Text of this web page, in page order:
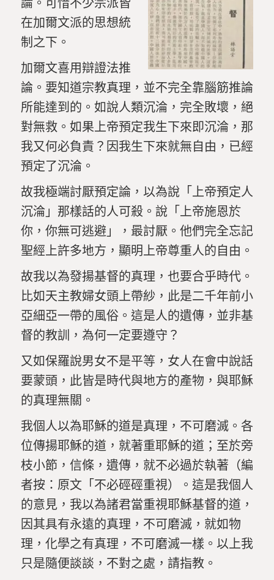
在加爾文派的思想統
制之下。
加爾文喜用辯證法推
論。要知道宗教真理，並不完全靠腦筋推論
所能達到的。如說人類沉淪，完全敗壞，絕
對無救。如果上帝預定我生下來即沉淪，那
我又何必負責？因我生下來就無自由，已經
預定了沉淪。
故我極端討厭預定論，以為說「上帝預定人
沉淪」那樣話的人可殺。說「上帝施恩於
你，你無可逃避」，最討厭。他們完全忘記
聖經上許多地方，顯明上帝尊重人的自由。
故我以為發揚基督的真理，也要合乎時代。
比如天主教婦女頭上帶紗，此是二千年前小
亞細亞一帶的風俗。 這是人的遺傳 ， 並非基
督的教訓，為何一定要遵守？
又如保羅說男女不是平等，女人在會中說話
要蒙頭，此皆是時代與地方的產物，與耶穌
的真理無關。
我個人以為耶穌的道是真理，不可磨滅。各
位傳揚耶穌的道，就著重耶穌的道；至於旁
枝小節，信條，遺傳，就不必過於執著（編
者按：原文「不必硜硜重視）。這是我個人
的意見，我以為諸君當重視耶穌基督的道，
因其具有永遠的真理，不可磨滅，就如物
理，化學之有真理，不可磨滅一樣。以上我
只是隨便談談，不對之處，請指教。